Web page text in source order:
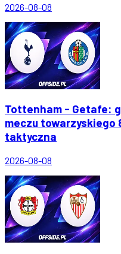
2026-08-08
Tottenham - Getafe:
meczu towarzyskiego
taktyczna
2026-08-08